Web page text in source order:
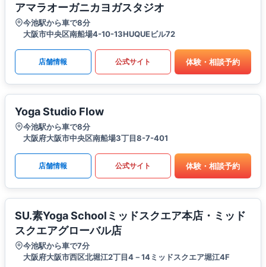
アマラオーガニカヨガスタジオ
今池駅から車で8分
大阪市中央区南船場4-10-13HUQUEビル72
店舗情報 公式サイト 体験・相談予約
Yoga Studio Flow
今池駅から車で8分
大阪府大阪市中央区南船場3丁目8-7-401
店舗情報 公式サイト 体験・相談予約
SU.素Yoga Schoolミッドスクエア本店・ミッド
スクエアグローバル店
今池駅から車で7分
大阪府大阪市西区北堀江2丁目4－14ミッドスクエア堀江4F